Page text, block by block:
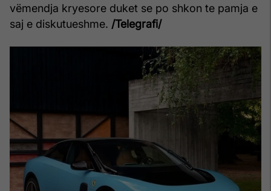
vëmendja kryesore duket se po shkon te pamja e
saj e diskutueshme. /Telegrafi/